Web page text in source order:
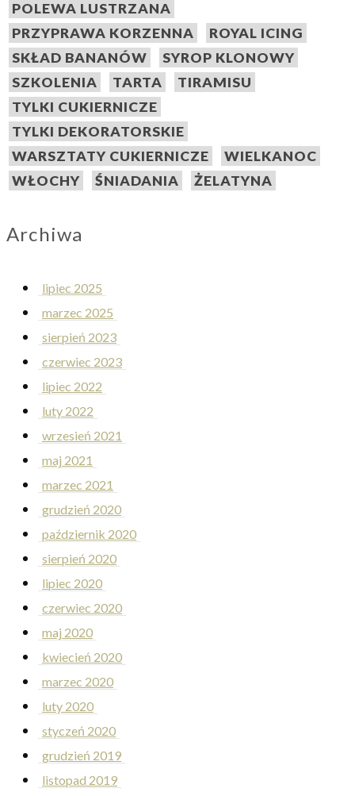
POLEWA LUSTRZANA
PRZYPRAWA KORZENNA
ROYAL ICING
SKŁAD BANANÓW
SYROP KLONOWY
SZKOLENIA
TARTA
TIRAMISU
TYLKI CUKIERNICZE
TYLKI DEKORATORSKIE
WARSZTATY CUKIERNICZE
WIELKANOC
WŁOCHY
ŚNIADANIA ŻELATYNA
Archiwa
lipiec 2025
marzec 2025
sierpień 2023
czerwiec 2023
lipiec 2022
luty 2022
wrzesień 2021
maj 2021
marzec 2021
grudzień 2020
październik 2020
sierpień 2020
lipiec 2020
czerwiec 2020
maj 2020
kwiecień 2020
marzec 2020
luty 2020
styczeń 2020
grudzień 2019
listopad 2019